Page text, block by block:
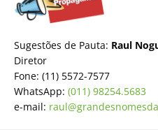
Sugestões de Pauta: Raul
Diretor
Fone: (11) 5572-7577
WhatsApp: (011) 98254.5683
e-mail: